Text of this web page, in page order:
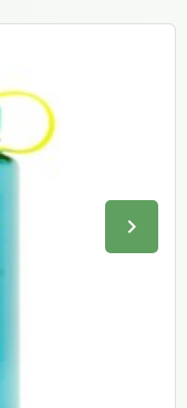
keyboard_arrow_right